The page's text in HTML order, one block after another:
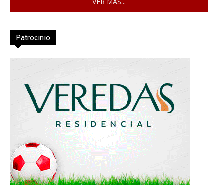
VER MÁS...
Patrocinio